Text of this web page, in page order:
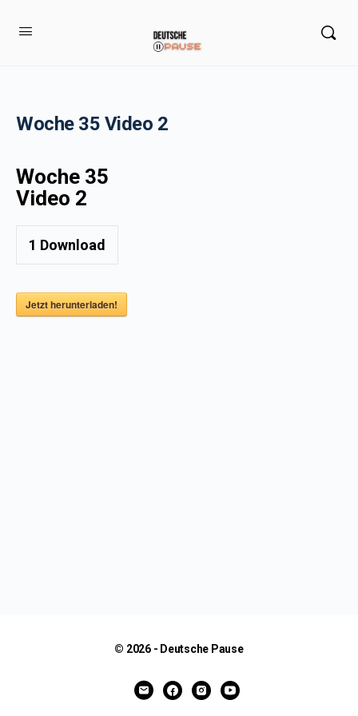
Woche 35 Video 2
Woche 35
Video 2
1 Download
Jetzt herunterladen!
© 2026 - Deutsche Pause